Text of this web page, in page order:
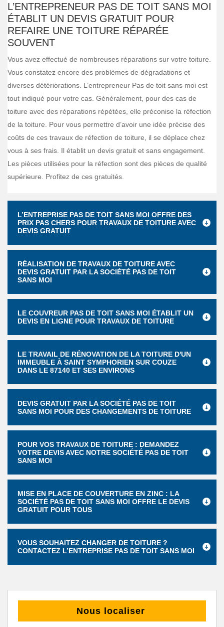
L’ENTREPRENEUR PAS DE TOIT SANS MOI
ÉTABLIT UN DEVIS GRATUIT POUR
REFAIRE UNE TOITURE RÉPARÉE
SOUVENT
Vous avez effectué de nombreuses réparations sur votre toiture.
Vous constatez encore des problèmes de dégradations et
diverses détériorations. L’entrepreneur Pas de toit sans moi est
tout indiqué pour votre cas. Généralement, pour des cas de
toiture avec des réparations répétées, elle préconise la réfection
de la toiture. Pour vous permettre d’avoir une idée précise des
coûts de ces travaux de réfection de toiture, il se déplace chez
vous à ses frais. Il établit un devis gratuit et sans engagement.
Les pièces utilisées pour la réfection sont des pièces de qualité
supérieure. Profitez de ces gratuités.
L’ENTREPRISE PAS DE TOIT SANS MOI OFFRE DES
PRIX PAS CHERS POUR TRAVAUX DE TOITURE AVEC
DEVIS GRATUIT
RÉALISATION DE TRAVAUX DE TOITURE AVEC
DEVIS GRATUIT PAR LA SOCIÉTÉ PAS DE TOIT
SANS MOI
LE COUVREUR PAS DE TOIT SANS MOI ÉTABLIT UN
DEVIS EN LIGNE POUR TRAVAUX DE TOITURE
LE TRAVAIL DE RÉNOVATION DE LA TOITURE D'UN
IMMEUBLE À SAINT SYMPHORIEN SUR COUZE
DANS LE 87140 ET SES ENVIRONS
DEVIS GRATUIT PAR LA SOCIÉTÉ PAS DE TOIT
SANS MOI POUR DES CHANGEMENTS DE TOITURE
POUR VOS TRAVAUX DE TOITURE : DEMANDEZ
VOTRE DEVIS AVEC NOTRE SOCIÉTÉ PAS DE TOIT
SANS MOI
MISE EN PLACE DE COUVERTURE EN ZINC : LA
SOCIÉTÉ PAS DE TOIT SANS MOI OFFRE LE DEVIS
GRATUIT POUR TOUS
VOUS SOUHAITEZ CHANGER DE TOITURE ?
CONTACTEZ L’ENTREPRISE PAS DE TOIT SANS MOI
Nous localiser